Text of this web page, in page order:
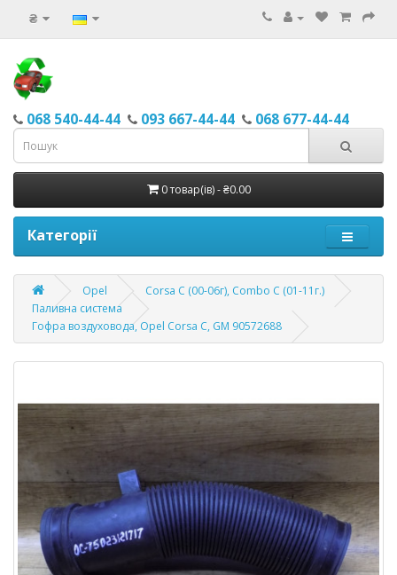
₴
068 540-44-44 093 667-44-44 068 677-44-44
0 товар(ів) - ₴0.00
Категорії
Opel
Corsa С (00-06г), Combo C (01-11г.)
Паливна система
Гофра воздуховода, Opel Corsa C, GM 90572688